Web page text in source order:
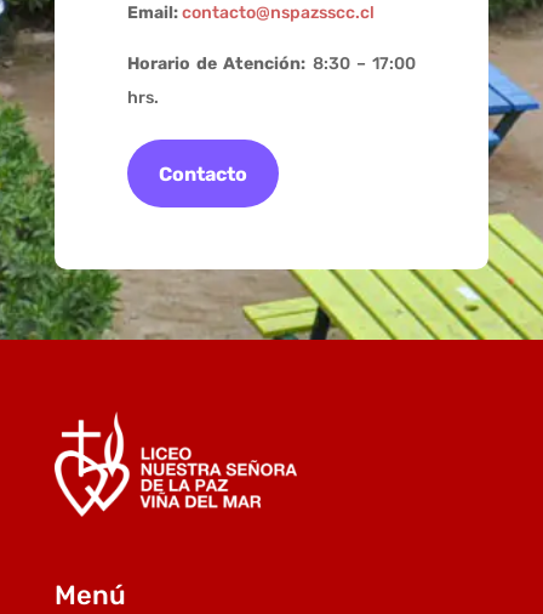
Email:contacto@nspazsscc.cl
Horario de Atención: 8:30 – 17:00
hrs.
Contacto
Menú